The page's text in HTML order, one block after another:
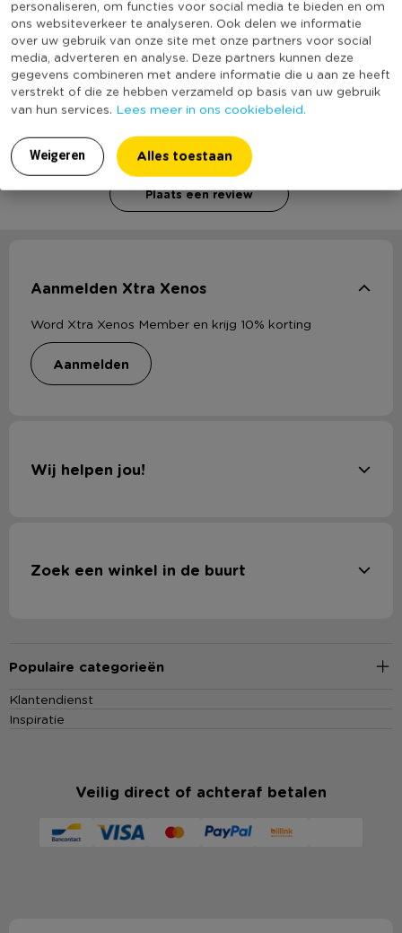
personaliseren, om functies voor social media te bieden en om
ons websiteverkeer te analyseren. Ook delen we informatie
over uw gebruik van onze site met onze partners voor social
media, adverteren en analyse. Deze partners kunnen deze
gegevens combineren met andere informatie die u aan ze heeft
verstrekt of die ze hebben verzameld op basis van uw gebruik
van hun services. Lees meer in ons cookiebeleid.
Weigeren Alles toestaan
Heb jij Cotton balls ochreos? Schrijf een review!
Plaats een review
Aanmelden Xtra Xenos
Word Xtra Xenos Member en krijg 10% korting
aanmelden
Wij helpen jou!
Zoek een winkel in de buurt
Populaire categorieën
Klantendienst
Inspiratie
Veilig direct of achteraf betalen